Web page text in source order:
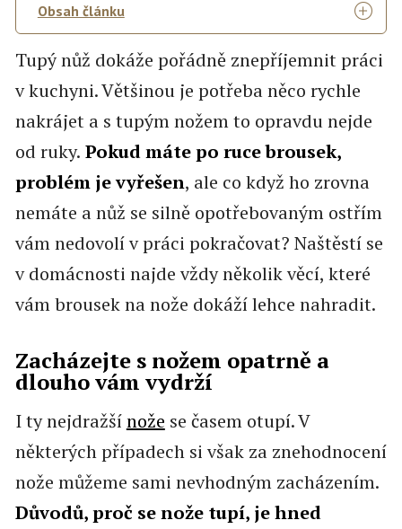
Obsah článku
Tupý nůž dokáže pořádně znepříjemnit práci
v kuchyni. Většinou je potřeba něco rychle
nakrájet a s tupým nožem to opravdu nejde
od ruky. Pokud máte po ruce brousek,
problém je vyřešen, ale co když ho zrovna
nemáte a nůž se silně opotřebovaným ostřím
vám nedovolí v práci pokračovat? Naštěstí se
v domácnosti najde vždy několik věcí, které
vám brousek na nože dokáží lehce nahradit.
Zacházejte s nožem opatrně a
dlouho vám vydrží
I ty nejdražšínože se časem otupí. V
některých případech si však za znehodnocení
nože můžeme sami nevhodným zacházením.
Důvodů, proč se nože tupí, je hned